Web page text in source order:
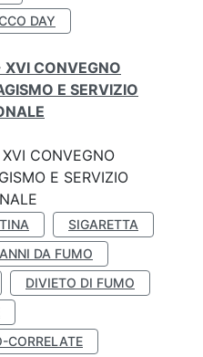
DAY
CONVEGNO
E SERVIZIO
CONVEGNO
E SERVIZIO
SIGARETTA
DA FUMO
DIVIETO DI FUMO
CORRELATE